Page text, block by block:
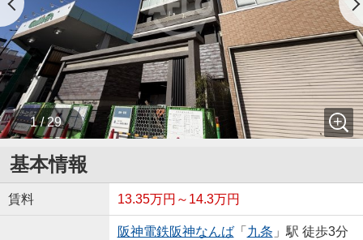
1 / 29
基本情報
賃料 13.35万円～14.3万円
阪神電鉄阪神なんば「 九条 」駅 徒歩3分